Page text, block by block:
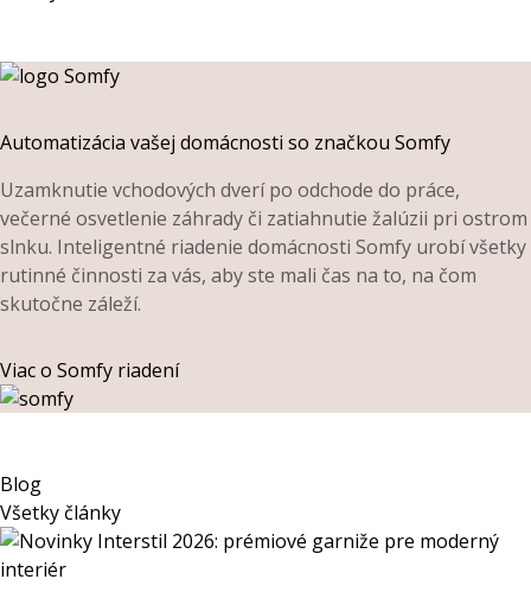
Automatizácia vašej domácnosti so značkou Somfy
Uzamknutie vchodových dverí po odchode do práce,
večerné osvetlenie záhrady či zatiahnutie žalúzii pri ostrom
slnku. Inteligentné riadenie domácnosti Somfy urobí všetky
rutinné činnosti za vás, aby ste mali čas na to, na čom
skutočne záleží.
Viac o Somfy riadení
Blog
Všetky články